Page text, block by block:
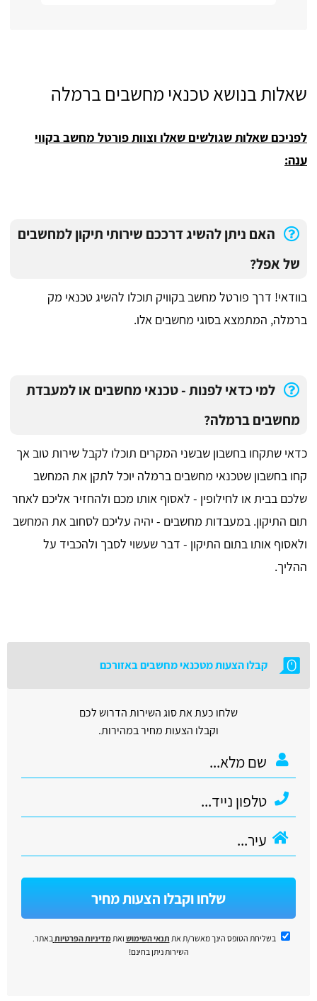
שאלות בנושא טכנאי מחשבים ברמלה
לפניכם שאלות שגולשים שאלו וצוות פורטל מחשב בקווי
ענה:
האם ניתן להשיג דרככם שירותי תיקון למחשבים
של אפל?
בוודאי! דרך פורטל מחשב בקוויק תוכלו להשיג טכנאי מק
ברמלה, המתמצא בסוגי מחשבים אלו.
למי כדאי לפנות - טכנאי מחשבים או למעבדת
מחשבים ברמלה?
כדאי שתקחו בחשבון שבשני המקרים תוכלו לקבל שירות טוב אך
קחו בחשבון שטכנאי מחשבים ברמלה יוכל לתקן את המחשב
שלכם בבית או לחילופין - לאסוף אותו מכם ולהחזיר אליכם לאחר
תום התיקון. במעבדות מחשבים - יהיה עליכם לסחוב את המחשב
ולאסוף אותו בתום התיקון - דבר שעשוי לסבך ולהכביד על
ההליך.
קבלו הצעות מטכנאי מחשבים באזורכם
שלחו כעת את סוג השירות הדרוש לכם
וקבלו הצעות מחיר במהירות.
שלחו וקבלו הצעות מחיר
בשליחת הטופס הינך מאשר/ת את תנאי השימוש ואתמדיניות הפרטיותבאתר.
השירות ניתן בחינם!